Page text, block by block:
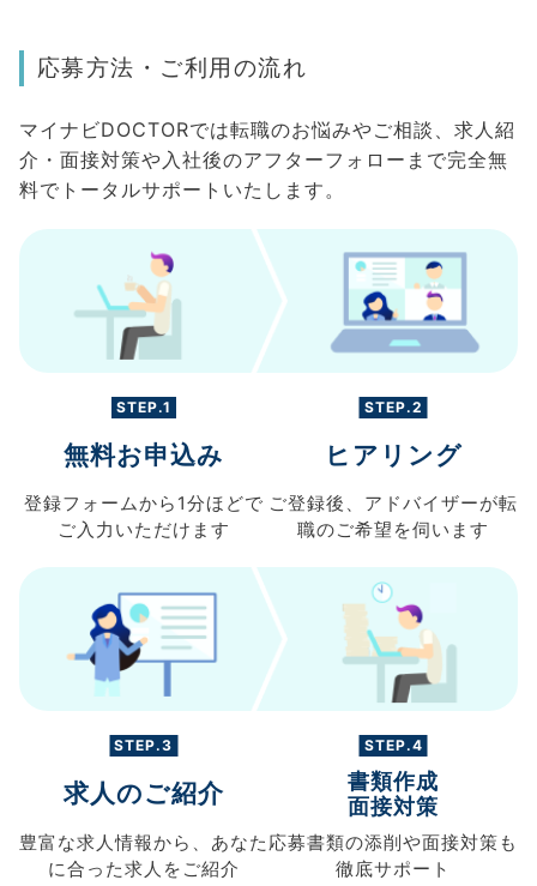
応募方法・ご利用の流れ
マイナビDOCTORでは転職のお悩みやご相談、求人紹
介・面接対策や入社後のアフターフォローまで完全無
料でトータルサポートいたします。
STEP.1
無料お申込み
登録フォームから 1分ほどで
ご入力 いただけます
STEP.2
ヒアリング
ご登録後、 アドバイザーが転
職のご希望を伺います
STEP.3
求人のご紹介
豊富な求人情報から、 あなた
に合った求人を ご紹介
STEP.4
書類作成
面接対策
応募書類の添削や面接対策も
徹底サポート